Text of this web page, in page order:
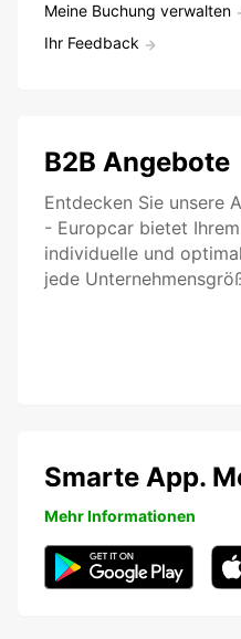
Meine Buchung verwalten
Ihr Feedback
B2B Angebote
Entdecken Sie unsere
- Europcar bietet
individuelle und
jede
Smarte App.
Mehr Informationen